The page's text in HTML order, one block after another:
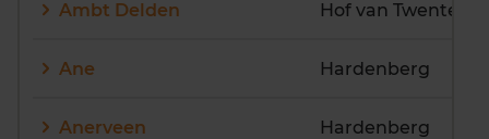
Ambt Delden Hof van Twente
Ane Hardenberg
Anerveen Hardenberg